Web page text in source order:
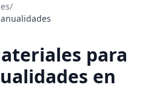
/
para
en